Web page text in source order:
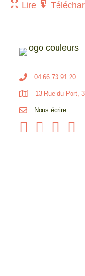
Lire
04 66 73 91 20
13 Rue du Port,
Nous écrire